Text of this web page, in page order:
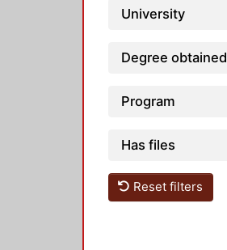
University
Degree obtained
Program
Has files
Reset filters